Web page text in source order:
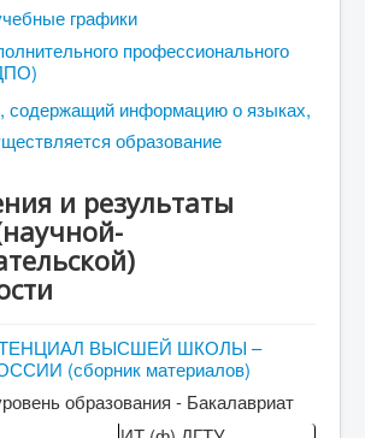
графики
профессионального
содержащий информацию о языках,
образование
и результаты
ВЫСШЕЙ ШКОЛЫ –
(сборник материалов)
образования - Бакалавриат